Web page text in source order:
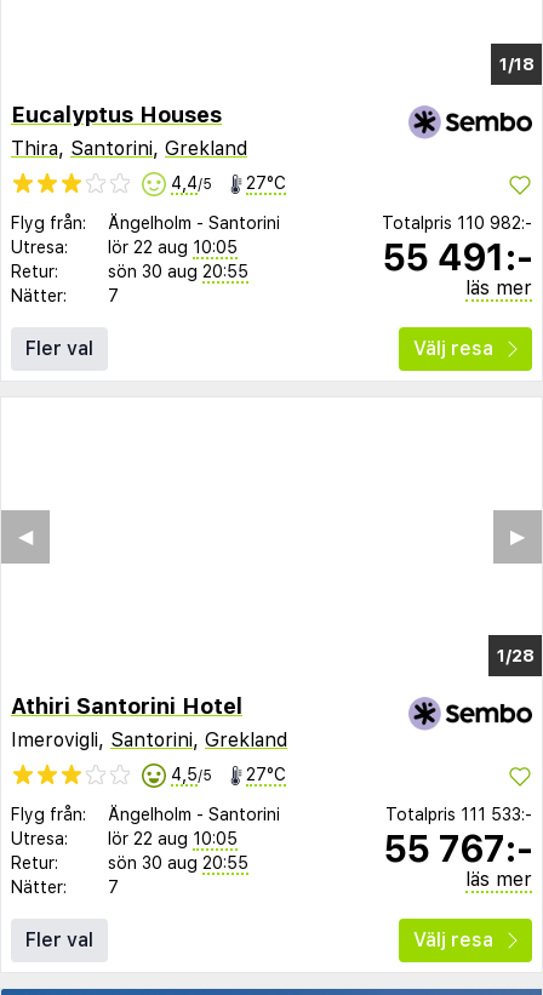
1/14
Eucalyptus Houses
Thira, Santorini, Grekland
4,4/5 27°C
Flyg från: Ängelholm - Santorini
Utresa:
lör 22 aug 10:05
Retur:
sön 30 aug 20:55
Nätter:
7
Totalpris 110 982:-
55 491:-
läs mer
Fler val Välj resa
1/24
▶︎
◀︎
Athiri Santorini Hotel
Imerovigli, Santorini, Grekland
4,5/5 27°C
Flyg från: Ängelholm - Santorini
Utresa:
lör 22 aug 10:05
Retur:
sön 30 aug 20:55
Nätter:
7
Totalpris 111 533:-
55 767:-
läs mer
Fler val Välj resa